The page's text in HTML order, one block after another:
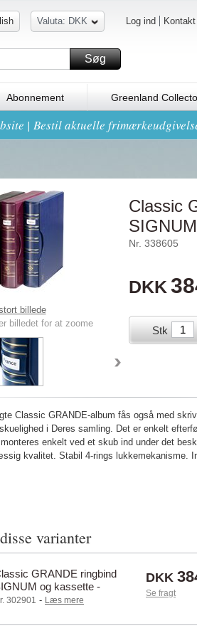
Valuta: DKK Log ind Kontakt
Søg
Abonnement Greenland
| Bestil aktuelle
billede
billedet for at zoome
Classic
Nr. 338605
DKK
Stk
Classic GRANDE-album fås også med
i Deres samling. Det er enkelt
enkelt ved et skub ind under det
kvalitet. Stabil 4-rings lukkemekanisme.
varianter
GRANDE ringbind
og kassette -
302901 - Læs mere
DKK
Se fragt